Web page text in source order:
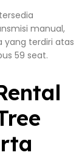
manual,
yang terdiri atas
59 seat.